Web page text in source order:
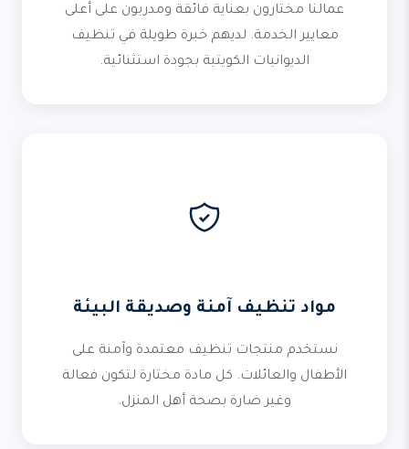
عمالنا مختارون بعناية فائقة ومدربون على أعلى
معايير الخدمة. لديهم خبرة طويلة في تنظيف
الديوانيات الكويتية بجودة استثنائية.
مواد تنظيف آمنة وصديقة البيئة
نستخدم منتجات تنظيف معتمدة وآمنة على
الأطفال والعائلات. كل مادة مختارة لتكون فعالة
وغير ضارة بصحة أهل المنزل.